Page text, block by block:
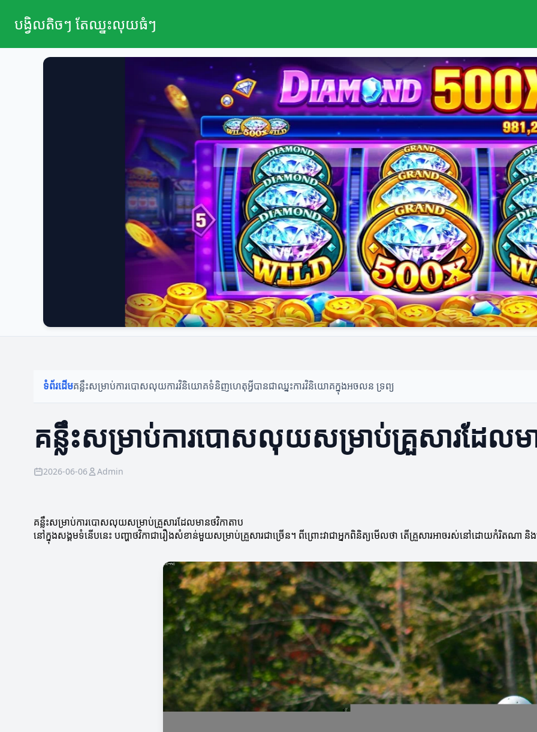
បង្វិលតិចៗ តែឈ្នះលុយធំៗ
ទំព័រដើមគន្លឹះសម្រាប់ការបោសលុយការវិនិយោគទំនិញហេតុអ្វីបានជាឈ្នះការវិនិយោគក្នុងអចលន ទ្រព្យ
គន្លឹះសម្រាប់ការបោសលុយសម្រាប់គ្រួសារដែលម
2026-06-06 Admin
គន្លឹះសម្រាប់ការបោសលុយសម្រាប់គ្រួសារដែលមានថវិកាតាប
នៅក្នុងសង្គមទំនើបនេះ បញ្ហាថវិកាជារឿងសំខាន់មួយសម្រាប់គ្រួសារជាច្រើន។ ពីព្រោះវាជាអ្នកពិនិត្យមើលថា តើគ្រួសារអាចរស់នៅដោយកំរិតណ